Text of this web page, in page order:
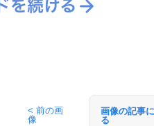
< 前の画
像
画像の記事
る